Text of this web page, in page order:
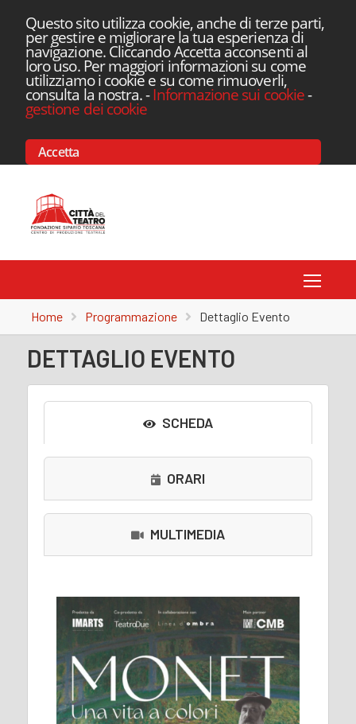
Questo sito utilizza cookie, anche di terze parti,
per gestire e migliorare la tua esperienza di
navigazione. Cliccando Accetta acconsenti al
loro uso. Per maggiori informazioni su come
utilizziamo i cookie e su come rimuoverli,
consulta la nostra.-Informazione sui cookie-
gestione dei cookie
Accetta
Home Programmazione Dettaglio Evento
DETTAGLIO EVENTO
SCHEDA
ORARI
MULTIMEDIA